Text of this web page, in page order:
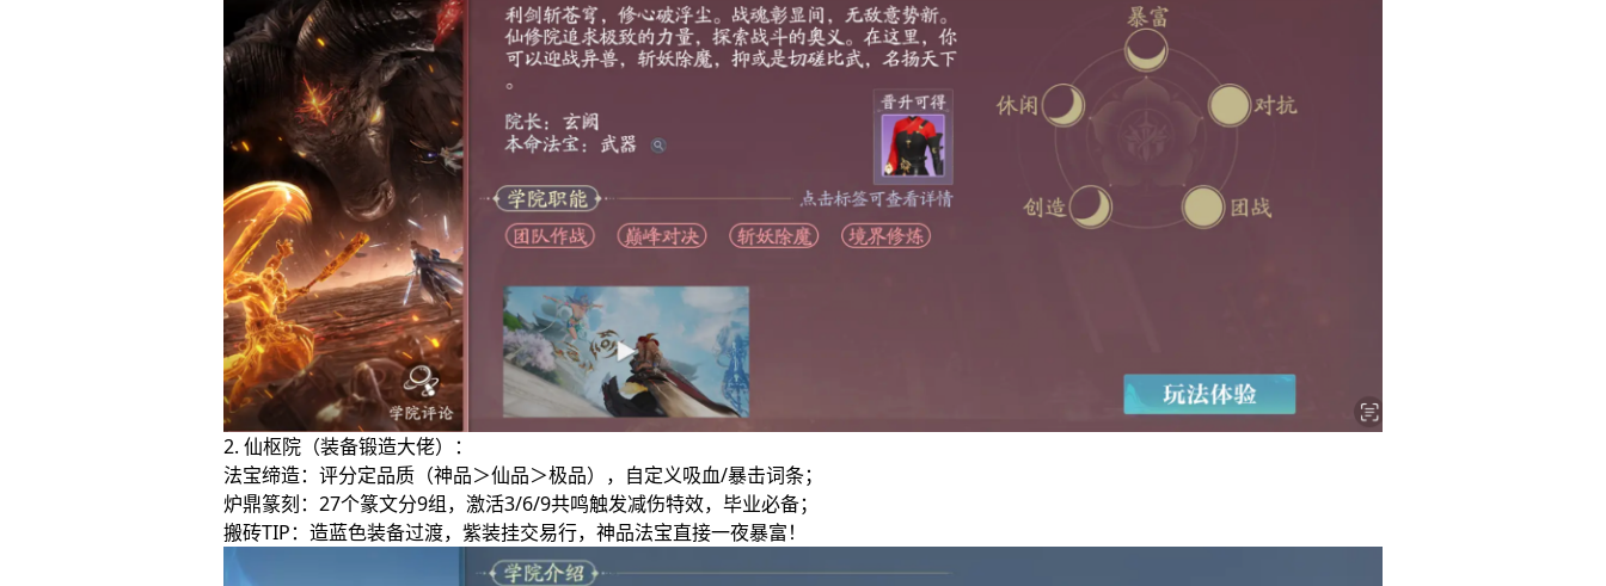
2. 仙枢院（装备锻造大佬）：
法宝缔造：评分定品质（神品＞仙品＞极品），自定义吸血/暴击词条；
炉鼎篆刻：27个篆文分9组，激活3/6/9共鸣触发减伤特效，毕业必备；
搬砖TIP：造蓝色装备过渡，紫装挂交易行，神品法宝直接一夜暴富！